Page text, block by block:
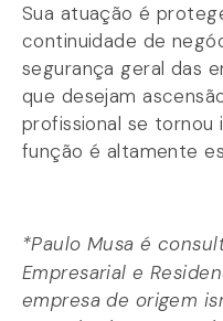
Sua atuação é
continuidade de
segurança geral das
que desejam
profissional se tornou
função é altamente
*Paulo Musa é
Empresarial e
empresa de origem